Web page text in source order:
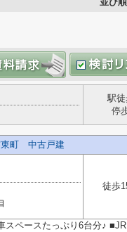
駅徒
停
東町 中古戸建
徒歩
ペースたっぷり6台分♪